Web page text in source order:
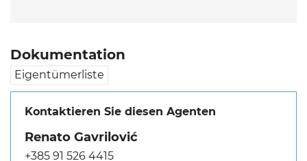
Dokumentation
Eigentümerliste
Kontaktieren Sie diesen Agenten
Renato Gavrilović
+385 91 526 4415